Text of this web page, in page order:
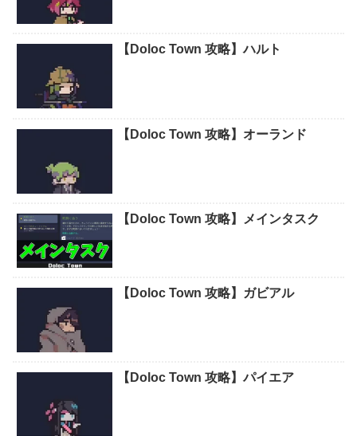
【Doloc Town 攻略】ハルト
【Doloc Town 攻略】オーランド
【Doloc Town 攻略】メインタスク
【Doloc Town 攻略】ガビアル
【Doloc Town 攻略】パイエア